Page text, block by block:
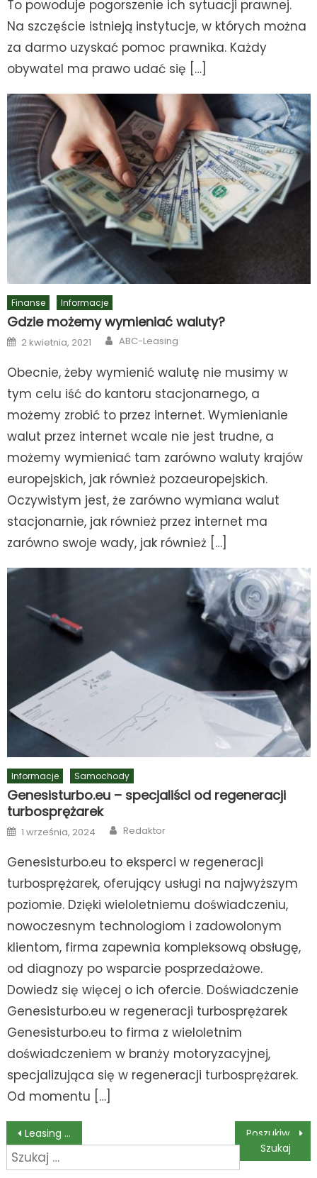
To powoduje pogorszenie ich sytuacji prawnej.
Na szczęście istnieją instytucje, w których można
za darmo uzyskać pomoc prawnika. Każdy
obywatel ma prawo udać się […]
Finanse Informacje
Gdzie możemy wymieniać waluty?
Posted
on
2 kwietnia, 2021 Author
ABC-Leasing
Obecnie, żeby wymienić walutę nie musimy w
tym celu iść do kantoru stacjonarnego, a
możemy zrobić to przez internet. Wymienianie
walut przez internet wcale nie jest trudne, a
możemy wymieniać tam zarówno waluty krajów
europejskich, jak również pozaeuropejskich.
Oczywistym jest, że zarówno wymiana walut
stacjonarnie, jak również przez internet ma
zarówno swoje wady, jak również […]
Informacje Samochody
Genesisturbo.eu – specjaliści od regeneracji
turbosprężarek
Posted
on
1 września, 2024 Author
Redaktor
Genesisturbo.eu to eksperci w regeneracji
turbosprężarek, oferujący usługi na najwyższym
poziomie. Dzięki wieloletniemu doświadczeniu,
nowoczesnym technologiom i zadowolonym
klientom, firma zapewnia kompleksową obsługę,
od diagnozy po wsparcie posprzedażowe.
Dowiedz się więcej o ich ofercie. Doświadczenie
Genesisturbo.eu w regeneracji turbosprężarek
Genesisturbo.eu to firma z wieloletnim
doświadczeniem w branży motoryzacyjnej,
specjalizująca się w regeneracji turbosprężarek.
Od momentu […]
Nawigacja
wpisu
Leasing samochodu – co warto wiedzieć? Poszukiwanie pracy w bankowości z myjobsi.pl
Szukaj: